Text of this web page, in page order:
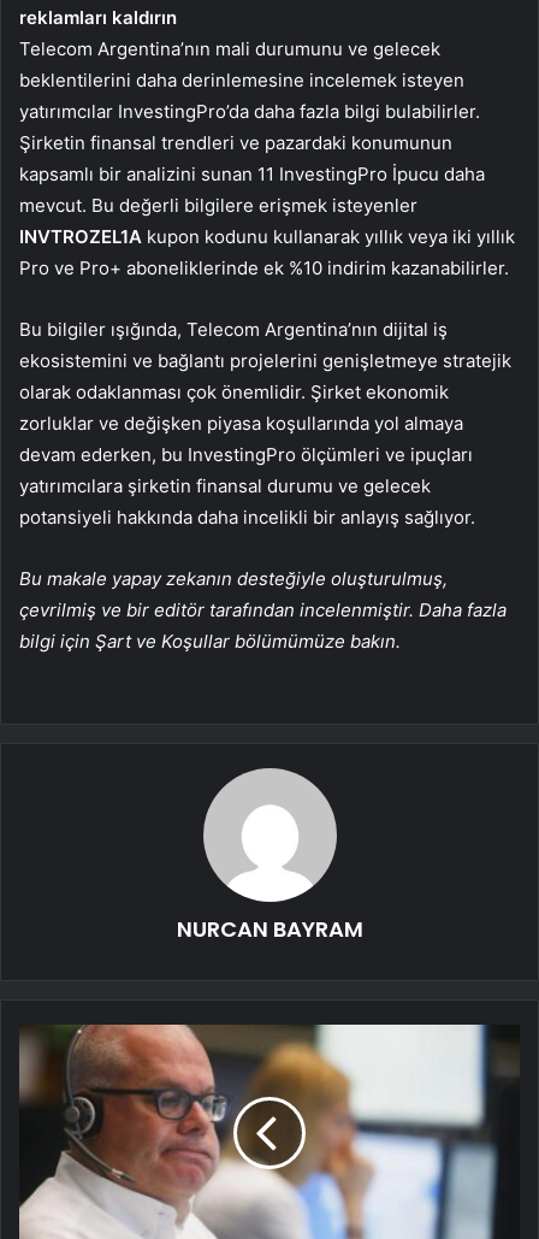
reklamları kaldırın
Telecom Argentina’nın mali durumunu ve gelecek
beklentilerini daha derinlemesine incelemek isteyen
yatırımcılar InvestingPro’da daha fazla bilgi bulabilirler.
Şirketin finansal trendleri ve pazardaki konumunun
kapsamlı bir analizini sunan 11 InvestingPro İpucu daha
mevcut. Bu değerli bilgilere erişmek isteyenler
INVTROZEL1A kupon kodunu kullanarak yıllık veya iki yıllık
Pro ve Pro+ aboneliklerinde ek %10 indirim kazanabilirler.
Bu bilgiler ışığında, Telecom Argentina’nın dijital iş
ekosistemini ve bağlantı projelerini genişletmeye stratejik
olarak odaklanması çok önemlidir. Şirket ekonomik
zorluklar ve değişken piyasa koşullarında yol almaya
devam ederken, bu InvestingPro ölçümleri ve ipuçları
yatırımcılara şirketin finansal durumu ve gelecek
potansiyeli hakkında daha incelikli bir anlayış sağlıyor.
Bu makale yapay zekanın desteğiyle oluşturulmuş,
çevrilmiş ve bir editör tarafından incelenmiştir. Daha fazla
bilgi için Şart ve Koşullar bölümümüze bakın.
NURCAN BAYRAM